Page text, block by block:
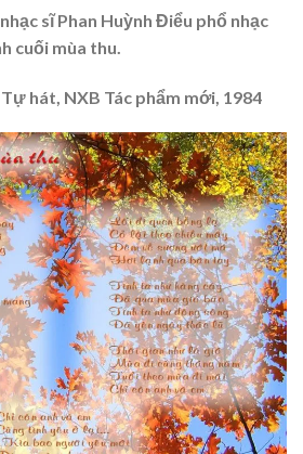
sĩ Phan Huỳnh Điểu phổ nhạc
cuối mùa thu.
hát, NXB Tác phẩm mới, 1984